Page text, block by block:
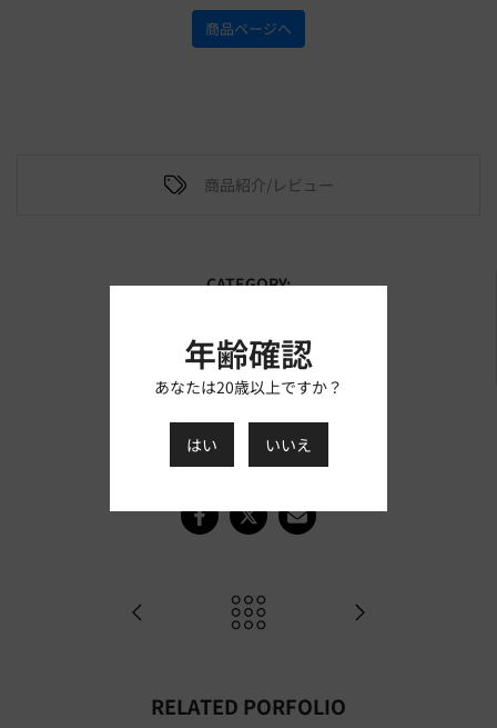
商品ページへ
商品紹介/レビュー
CATEGORY:
AUTHOR:
ましもスタッフ
TAGS:
商品紹介/レビュー
RELATED PORFOLIO
年齢確認
あなたは20歳以上ですか？
はい いいえ